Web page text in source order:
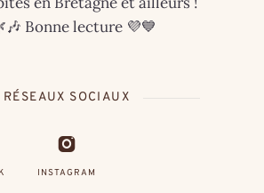
Bonne lecture 💜💙
RÉSEAUX SOCIAUX
INSTAGRAM